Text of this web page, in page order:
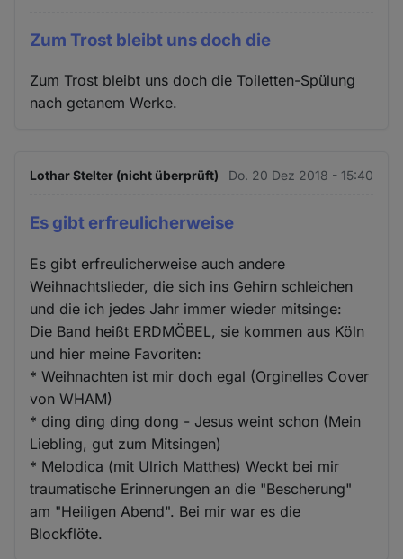
Zum Trost bleibt uns doch die
Zum Trost bleibt uns doch die Toiletten-Spülung
nach getanem Werke.
Lothar Stelter (nicht überprüft) Do. 20 Dez 2018 - 15:40
Es gibt erfreulicherweise
Es gibt erfreulicherweise auch andere
Weihnachtslieder, die sich ins Gehirn schleichen
und die ich jedes Jahr immer wieder mitsinge:
Die Band heißt ERDMÖBEL, sie kommen aus Köln
und hier meine Favoriten:
* Weihnachten ist mir doch egal (Orginelles Cover
von WHAM)
* ding ding ding dong - Jesus weint schon (Mein
Liebling, gut zum Mitsingen)
* Melodica (mit Ulrich Matthes) Weckt bei mir
traumatische Erinnerungen an die "Bescherung"
am "Heiligen Abend". Bei mir war es die
Blockflöte.